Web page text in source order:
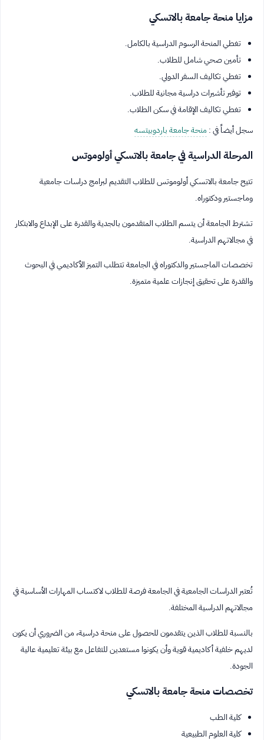
مزايا منحة جامعة بالاتسكي
تغطي المنحة الرسوم الدراسية بالكامل.
تأمين صحي شامل للطلاب.
تغطي تكاليف السفر الدولي.
توفير تأشيرات دراسية مجانية للطلاب.
تغطي تكاليف الإقامة في سكن الطلاب.
سجل أيضاً في :منحة جامعة باردوبيتسه
المرحلة الدراسية في جامعة بالاتسكي أولوموتس
تتيح جامعة بالاتسكي أولوموتس للطلاب التقديم لبرامج دراسات جامعية
وماجستير ودكتوراه.
تشترط الجامعة أن يتسم الطلاب المتقدمون بالجدية والقدرة على الإبداع والابتكار
في مجالاتهم الدراسية.
تخصصات الماجستير والدكتوراه في الجامعة تتطلب التميز الأكاديمي في البحوث
والقدرة على تحقيق إنجازات علمية متميزة.
تُعتبر الدراسات الجامعية في الجامعة فرصة للطلاب لاكتساب المهارات الأساسية في
مجالاتهم الدراسية المختلفة.
بالنسبة للطلاب الذين يتقدمون للحصول على منحة دراسية، من الضروري أن يكون
لديهم خلفية أكاديمية قوية وأن يكونوا مستعدين للتفاعل مع بيئة تعليمية عالية
الجودة.
تخصصات منحة جامعة بالاتسكي
كلية الطب
كلية العلوم الطبيعية